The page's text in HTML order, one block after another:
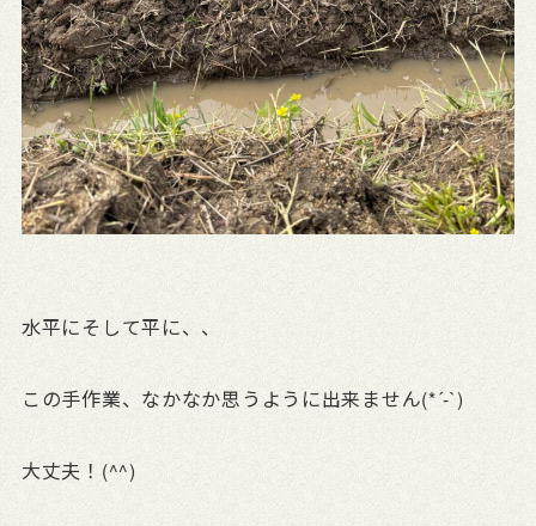
水平にそして平に、、
この手作業、なかなか思うように出来ません(*´-`)
大丈夫！(^^)